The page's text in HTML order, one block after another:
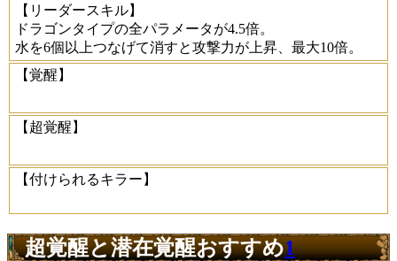
【リーダースキル】
ドラゴンタイプの全パラメータが4.5倍。
水を6個以上つなげて消すと攻撃力が上昇、最大10倍。
【覚醒】
【超覚醒】
【付けられるキラー】
超覚醒と潜在覚醒おすすめ1